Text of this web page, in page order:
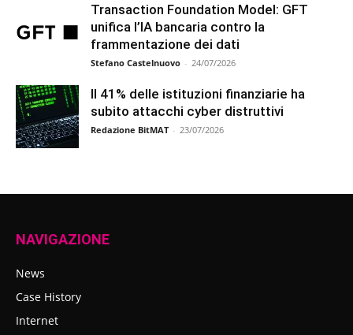
Transaction Foundation Model: GFT
unifica l’IA bancaria contro la
frammentazione dei dati
Stefano Castelnuovo - 24/07/2026
Il 41% delle istituzioni finanziarie ha
subito attacchi cyber distruttivi
Redazione BitMAT - 23/07/2026
NAVIGAZIONE
News
Case History
Internet